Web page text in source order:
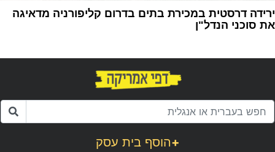
ירידה דרסטית במכירת בתים בדרום קליפורניה מדאיגה
את סוכני הנדל"ן
הוסף בית עסק+